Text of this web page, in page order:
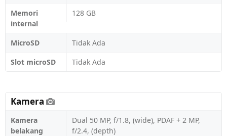
Memori
internal
128 GB
MicroSD
Tidak Ada
Slot microSD
Tidak Ada
Kamera
Kamera
belakang
Dual 50 MP, f/1.8, (wide), PDAF + 2 MP,
f/2.4, (depth)